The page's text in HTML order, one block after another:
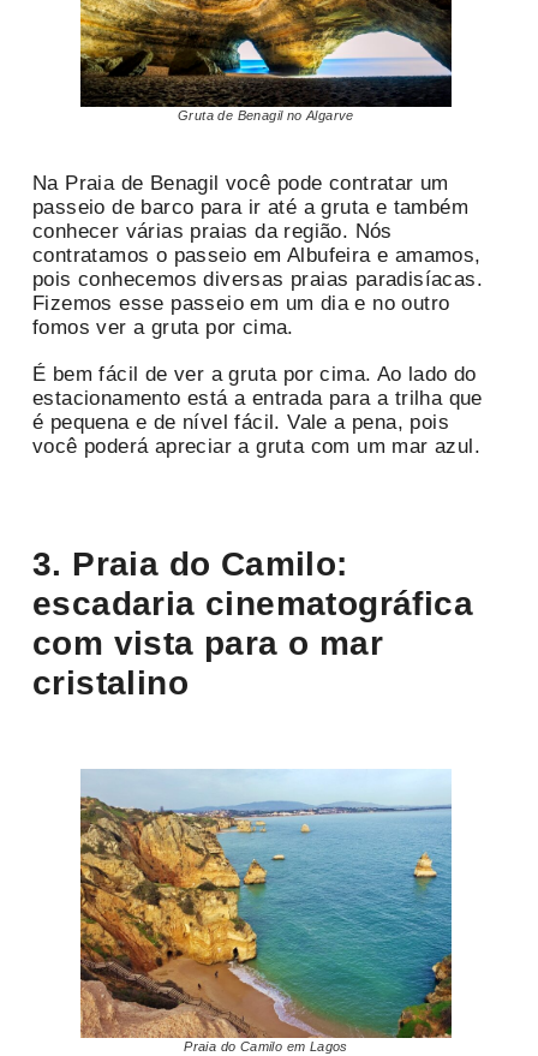
Gruta de Benagil no Algarve
Na Praia de Benagil você pode contratar um
passeio de barco para ir até a gruta e também
conhecer várias praias da região. Nós
contratamos o passeio em Albufeira e amamos,
pois conhecemos diversas praias paradisíacas.
Fizemos esse passeio em um dia e no outro
fomos ver a gruta por cima.
É bem fácil de ver a gruta por cima. Ao lado do
estacionamento está a entrada para a trilha que
é pequena e de nível fácil. Vale a pena, pois
você poderá apreciar a gruta com um mar azul.
3. Praia do Camilo:
escadaria cinematográfica
com vista para o mar
cristalino
Praia do Camilo em Lagos